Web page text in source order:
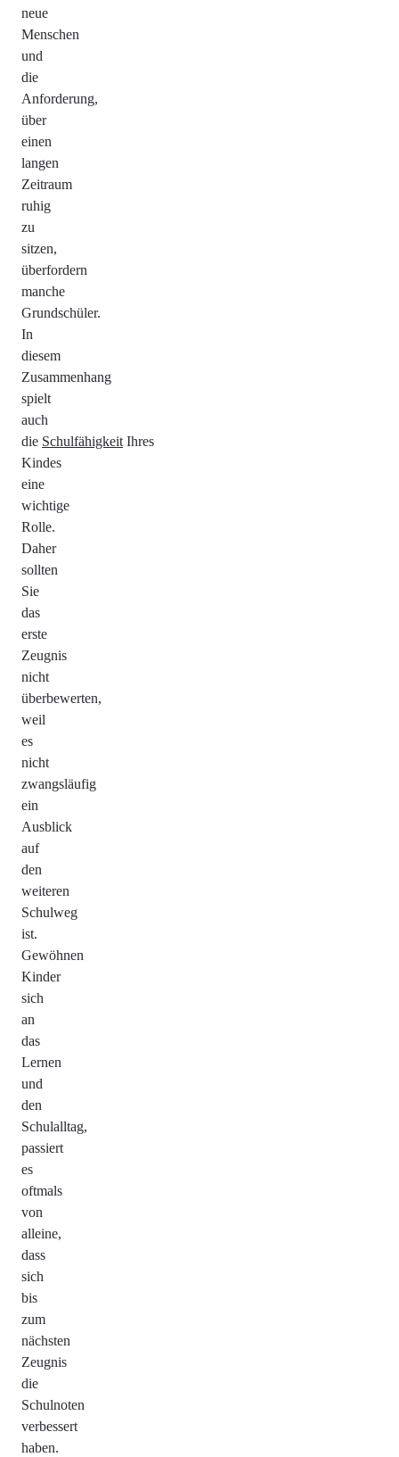
neue
Menschen
und
die
Anforderung,
über
einen
langen
Zeitraum
ruhig
zu
sitzen,
überfordern
manche
Grundschüler.
In
diesem
Zusammenhang
spielt
auch
die Schulfähigkeit Ihres
Kindes
eine
wichtige
Rolle.
Daher
sollten
Sie
das
erste
Zeugnis
nicht
überbewerten,
weil
es
nicht
zwangsläufig
ein
Ausblick
auf
den
weiteren
Schulweg
ist.
Gewöhnen
Kinder
sich
an
das
Lernen
und
den
Schulalltag,
passiert
es
oftmals
von
alleine,
dass
sich
bis
zum
nächsten
Zeugnis
die
Schulnoten
verbessert
haben.